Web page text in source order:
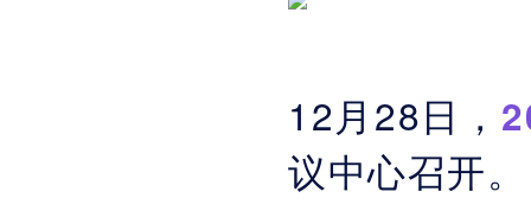
12月28日，
议中心召开。